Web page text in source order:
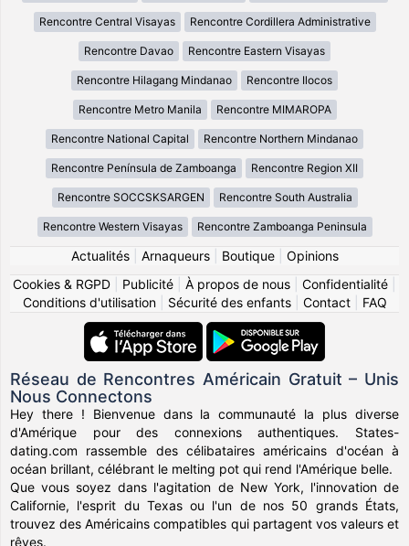
Rencontre Central Visayas Rencontre Cordillera Administrative
Rencontre Davao Rencontre Eastern Visayas
Rencontre Hilagang Mindanao Rencontre Ilocos
Rencontre Metro Manila Rencontre MIMAROPA
Rencontre National Capital Rencontre Northern Mindanao
Rencontre Península de Zamboanga Rencontre Region XII
Rencontre SOCCSKSARGEN Rencontre South Australia
Rencontre Western Visayas Rencontre Zamboanga Peninsula
Actualités| Arnaqueurs| Boutique| Opinions
Cookies & RGPD
Publicité À propos de nous Confidentialité
Conditions d'utilisation| Sécurité des enfants| Contact| FAQ
Réseau de Rencontres Américain Gratuit – Unis
Nous Connectons
Hey there ! Bienvenue dans la communauté la plus diverse
d'Amérique pour des connexions authentiques. States-
dating.com rassemble des célibataires américains d'océan à
océan brillant, célébrant le melting pot qui rend l'Amérique belle.
Que vous soyez dans l'agitation de New York, l'innovation de
Californie, l'esprit du Texas ou l'un de nos 50 grands États,
trouvez des Américains compatibles qui partagent vos valeurs et
rêves.